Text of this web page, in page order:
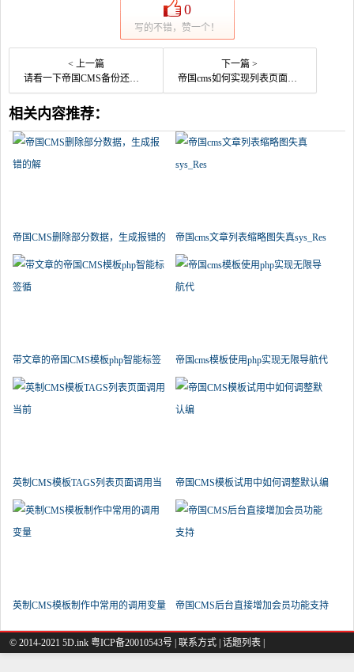
0
写的不错，赞一个！
< 上一篇
请看一下帝国CMS备份还原数据库错误的真实原因和处理方法。
下一篇 >
帝国cms如何实现列表页面显示信息的采集次数
相关内容推荐：
帝国CMS删除部分数据，生成报错的
解
帝国cms文章列表缩略图失真sys_Res
带文章的帝国CMS模板php智能标签
循
帝国cms模板使用php实现无限导航代
英制CMS模板TAGS列表页面调用当
前
帝国CMS模板试用中如何调整默认编
英制CMS模板制作中常用的调用变量 帝国CMS后台直接增加会员功能支持
© 2014-2021 5D.ink 粤ICP备20010543号 | 联系方式 | 话题列表 |